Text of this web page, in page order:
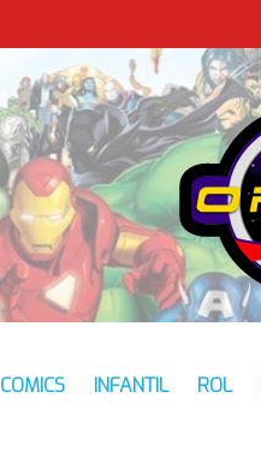
COMICS INFANTIL ROL